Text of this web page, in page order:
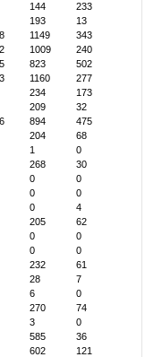
144
233
193
13
1149
343
1009
240
823
502
1160
277
234
173
209
32
894
475
204
68
1
0
268
30
0
0
0
0
0
4
205
62
0
0
0
0
232
61
28
7
6
0
270
74
3
0
585
36
602
121